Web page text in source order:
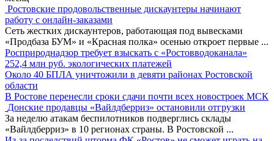
Ростовские продовольственные дискаунтеры начинают
работу с онлайн-заказами
Сеть жестких дискаунтеров, работающая под вывесками
«Продбаза БУМ» и «Красная полка» осенью откроет первые ...
Росприроднадзор требует взыскать с «Ростовводоканала»
252,4 млн руб. экологических платежей
Около 40 БПЛА уничтожили в девяти районах Ростовской
области
В Ростове перенесли сроки сдачи почти всех новостроек МСК
Донские продавцы «Вайлдберриз» остановили отгрузки
За неделю атакам беспилотников подверглись склады
«Вайлдберриз» в 10 регионах страны. В Ростовской ...